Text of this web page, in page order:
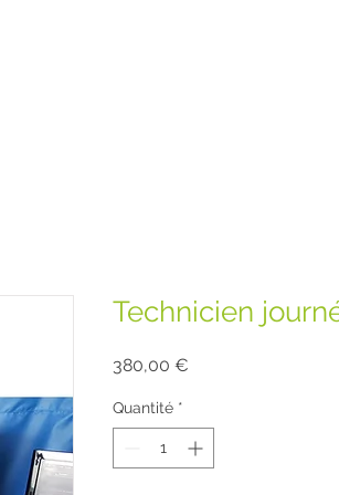
Technicien
380,00 €
Quantité *